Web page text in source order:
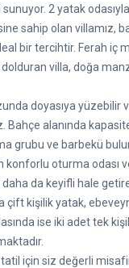
2 yatak
sahip olan villamız,
bir tercihtir. Ferah iç
villa, doğa
doyasıya yüzebilir
Bahçe alanında
grubu ve barbekü
konforlu oturma odası
da keyifli hale
çift kişilik yatak,
ise iki adet tek
için siz değerli